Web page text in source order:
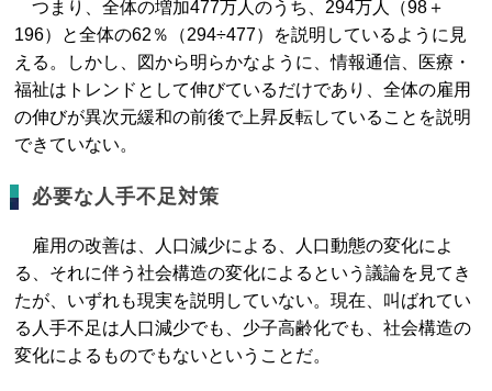
つまり、全体の増加477万人のうち、294万人（98＋
196）と全体の62％（294÷477）を説明しているように見
える。しかし、図から明らかなように、情報通信、医療・
福祉はトレンドとして伸びているだけであり、全体の雇用
の伸びが異次元緩和の前後で上昇反転していることを説明
できていない。
必要な人手不足対策
雇用の改善は、人口減少による、人口動態の変化によ
る、それに伴う社会構造の変化によるという議論を見てき
たが、いずれも現実を説明していない。現在、叫ばれてい
る人手不足は人口減少でも、少子高齢化でも、社会構造の
変化によるものでもないということだ。